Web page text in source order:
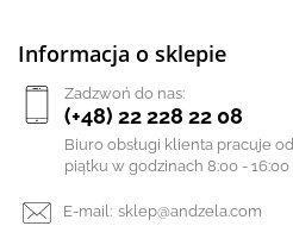
Informacja o sklepie
Zadzwoń do nas:
(+48) 22 228 22 08
Biuro obsługi klienta pracuje
piątku w godzinach 8:00 - 16:00
E-mail: sklep@andzela.com